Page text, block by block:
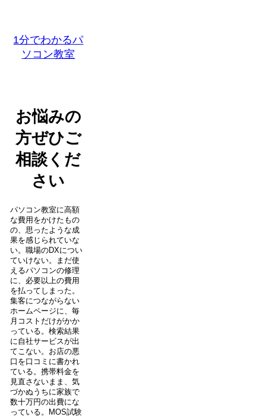
1分でわかるパ
ソコン教室
お悩みの
方ぜひご
相談くだ
さい
パソコン教室に高額
な費用をかけたもの
の、思ったような成
果を感じられていな
い。職場のDXについ
ていけない。まだ使
えるパソコンの修理
に、必要以上の費用
を払ってしまった。
集客につながらない
ホームページに、毎
月コストだけがかか
っている。検索結果
に自社サービスが出
てこない。お店の悪
口を口コミに書かれ
ている。携帯料金を
見直さないまま、気
づかぬうちに家族で
数十万円の出費にな
っている。MOS試験